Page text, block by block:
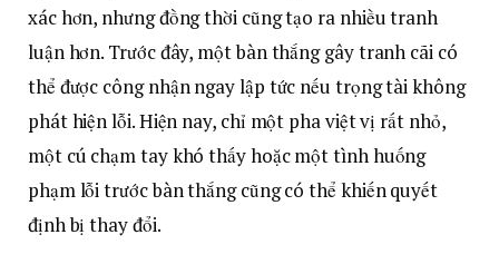
xác hơn, nhưng đồng thời cũng tạo ra nhiều tranh
luận hơn. Trước đây, một bàn thắng gây tranh cãi có
thể được công nhận ngay lập tức nếu trọng tài không
phát hiện lỗi. Hiện nay, chỉ một pha việt vị rất nhỏ,
một cú chạm tay khó thấy hoặc một tình huống
phạm lỗi trước bàn thắng cũng có thể khiến quyết
định bị thay đổi.